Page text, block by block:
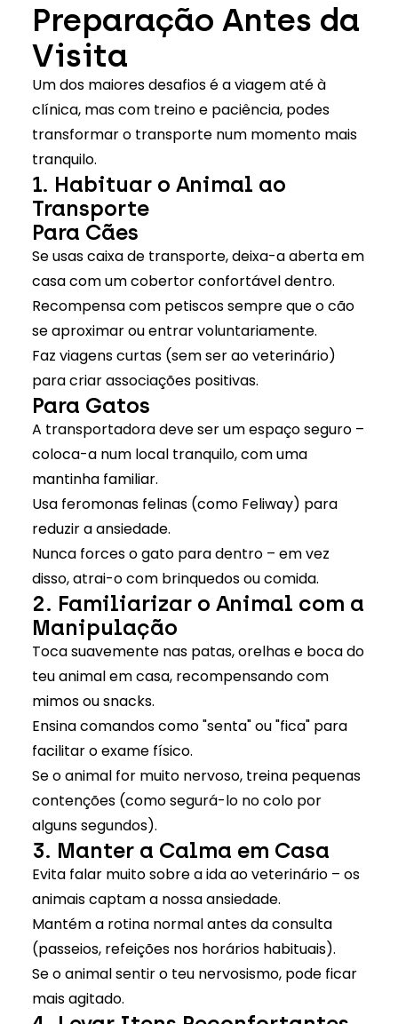
Preparação Antes da
Visita
Um dos maiores desafios é a viagem até à
clínica, mas com treino e paciência, podes
transformar o transporte num momento mais
tranquilo.
1. Habituar o Animal ao
Transporte
Para Cães
Se usas caixa de transporte, deixa-a aberta em
casa com um cobertor confortável dentro.
Recompensa com petiscos sempre que o cão
se aproximar ou entrar voluntariamente.
Faz viagens curtas (sem ser ao veterinário)
para criar associações positivas.
Para Gatos
A transportadora deve ser um espaço seguro –
coloca-a num local tranquilo, com uma
mantinha familiar.
Usa feromonas felinas (como Feliway) para
reduzir a ansiedade.
Nunca forces o gato para dentro – em vez
disso, atrai-o com brinquedos ou comida.
2. Familiarizar o Animal com a
Manipulação
Toca suavemente nas patas, orelhas e boca do
teu animal em casa, recompensando com
mimos ou snacks.
Ensina comandos como "senta" ou "fica" para
facilitar o exame físico.
Se o animal for muito nervoso, treina pequenas
contenções (como segurá-lo no colo por
alguns segundos).
3. Manter a Calma em Casa
Evita falar muito sobre a ida ao veterinário – os
animais captam a nossa ansiedade.
Mantém a rotina normal antes da consulta
(passeios, refeições nos horários habituais).
Se o animal sentir o teu nervosismo, pode ficar
mais agitado.